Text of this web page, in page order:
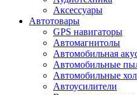
Аксессуары
Автотовары
GPS навигаторы
Автомагнитолы
Автомобильная
Автомобильные
Автомобильные
Автоусилители